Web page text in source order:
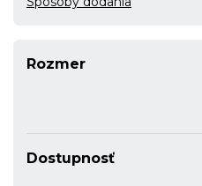
Rozmer
Dostupnosť